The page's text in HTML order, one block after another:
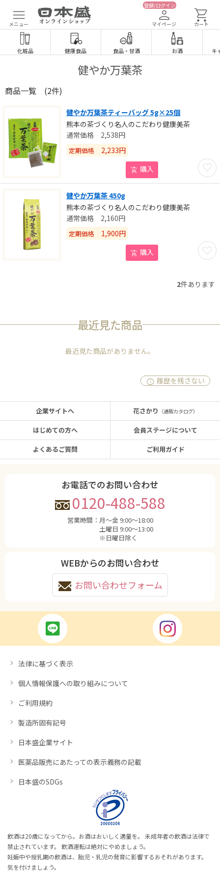
メニュー
登録/ログイン
マイページ カート
化粧品 健康食品 食品・ 甘酒 お酒 キ
健やか万葉茶
商品一覧 (2件)
健やか万葉茶ティーバッグ 5g×25個
熊本の茶づくり名人のこだわり健康美茶
お気
2,538円
定期価格 2,233円
購入
健やか万葉茶 450g
熊本の茶づくり名人のこだわり健康美茶
お気
2,160円
定期価格 1,900円
購入
2件あります
最近見た商品
最近見た商品がありません。
履歴を残さない
企業サイトへ
はじめての方へ
よくあるご質問
花さかり （通販カタログ）
会員ステージについて
ご利用ガイド
お電話でのお問い合わせ
0120-488-588
営業時間： 月〜金 9:00〜18:00
土曜日 9:00〜13:00
※日曜日除く
WEBからのお問い合わせ
お問い合わせフォーム
法律に基づく表示
個人情報保護への取り組みについて
ご利用規約
製造所固有記号
日本盛企業サイト
医薬品販売にあたっての表示義務の記載
日本盛のSDGs
飲酒は20歳になってから。お酒はおいしく適量を。 未成年者の飲酒は法律で
禁止されています。 飲酒運転は絶対にやめましょう。
妊娠中や授乳期の飲酒は、胎児・乳児の発育に影響するおそれがあります。
気を付けましょう。